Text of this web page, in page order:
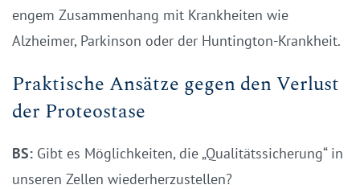
engem Zusammenhang mit Krankheiten wie
Alzheimer, Parkinson oder der Huntington-Krankheit.
Praktische Ansätze gegen den Verlust
der Proteostase
BS: Gibt es Möglichkeiten, die „Qualitätssicherung“ in
unseren Zellen wiederherzustellen?